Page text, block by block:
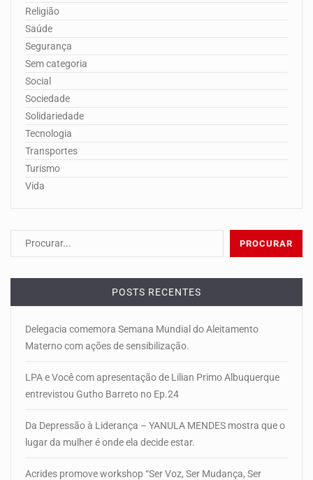
Religião
Saúde
Segurança
Sem categoria
Social
Sociedade
Solidariedade
Tecnologia
Transportes
Turismo
Vida
POSTS RECENTES
Delegacia comemora Semana Mundial do Aleitamento
Materno com ações de sensibilização.
LPA e Você com apresentação de Lilian Primo Albuquerque
entrevistou Gutho Barreto no Ep.24
Da Depressão à Liderança – YANULA MENDES mostra que o
lugar da mulher é onde ela decide estar.
Acrides promove workshop “Ser Voz, Ser Mudança, Ser